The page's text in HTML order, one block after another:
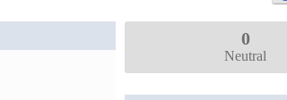
0
Neutral